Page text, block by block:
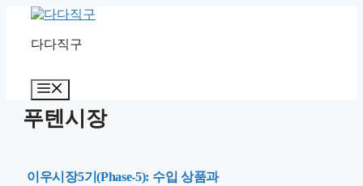
다다직구
푸텐시장
이우시장5기(Phase-5): 수입 상품과